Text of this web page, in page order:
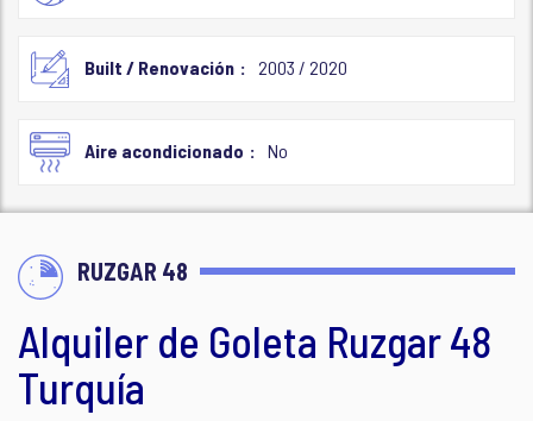
Built / Renovación 2003 / 2020
Aire acondicionado No
RUZGAR 48
Alquiler de Goleta Ruzgar 48
Turquía